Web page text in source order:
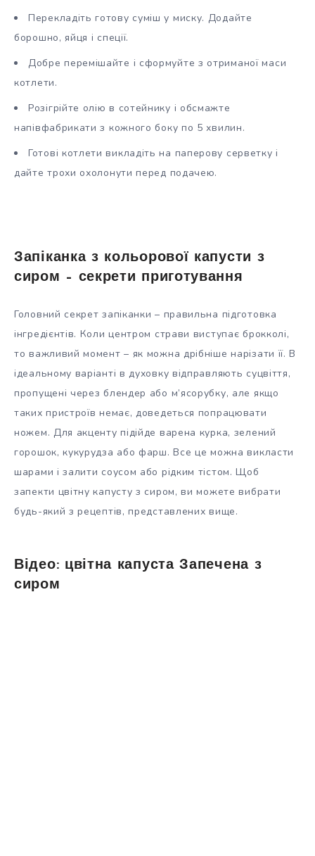
Перекладіть готову суміш у миску. Додайте
борошно, яйця і спеції.
Добре перемішайте і сформуйте з отриманої маси
котлети.
Розігрійте олію в сотейнику і обсмажте
напівфабрикати з кожного боку по 5 хвилин.
Готові котлети викладіть на паперову серветку і
дайте трохи охолонути перед подачею.
Запіканка з кольорової капусти з
сиром – секрети приготування
Головний секрет запіканки – правильна підготовка
інгредієнтів. Коли центром страви виступає брокколі,
то важливий момент – як можна дрібніше нарізати її. В
ідеальному варіанті в духовку відправляють суцвіття,
пропущені через блендер або м’ясорубку, але якщо
таких пристроїв немає, доведеться попрацювати
ножем. Для акценту підійде варена курка, зелений
горошок, кукурудза або фарш. Все це можна викласти
шарами і залити соусом або рідким тістом. Щоб
запекти цвітну капусту з сиром, ви можете вибрати
будь-який з рецептів, представлених вище.
Відео: цвітна капуста Запечена з
сиром